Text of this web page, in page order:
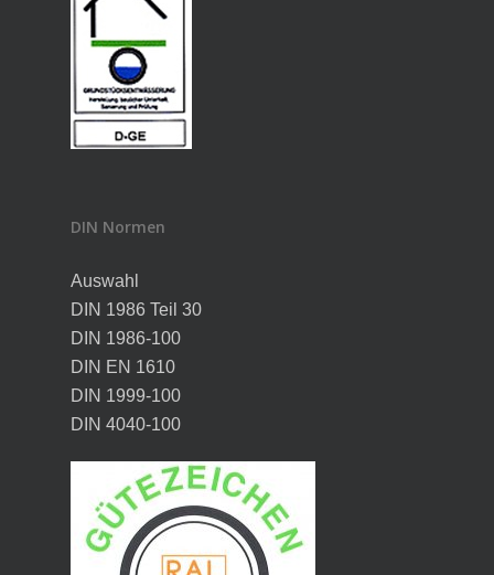
DIN Normen
Auswahl
DIN 1986 Teil 30
DIN 1986-100
DIN EN 1610
DIN 1999-100
DIN 4040-100